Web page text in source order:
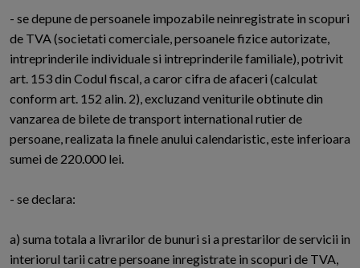
- se depune de persoanele impozabile neinregistrate in scopuri
de TVA (societati comerciale, persoanele fizice autorizate,
intreprinderile individuale si intreprinderile familiale), potrivit
art. 153 din Codul fiscal, a caror cifra de afaceri (calculat
conform art. 152 alin. 2), excluzand veniturile obtinute din
vanzarea de bilete de transport international rutier de
persoane, realizata la finele anului calendaristic, este inferioara
sumei de 220.000 lei.
- se declara:
a) suma totala a livrarilor de bunuri si a prestarilor de servicii in
interiorul tarii catre persoane inregistrate in scopuri de TVA,